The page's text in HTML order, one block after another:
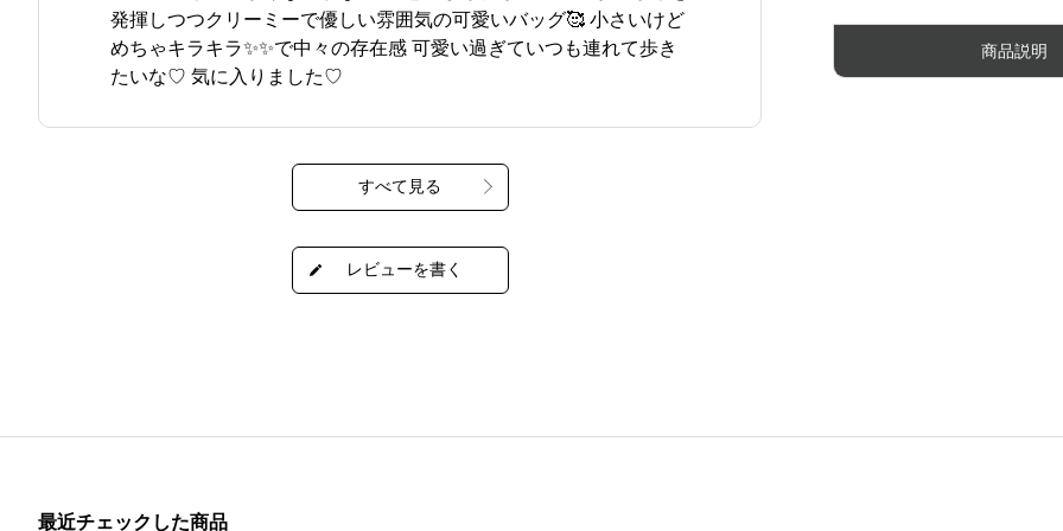
発揮しつつクリーミーで優しい雰囲気の可愛いバッグ🥰 小さいけど
めちゃキラキラ✨✨で中々の存在感 可愛い過ぎていつも連れて歩き
たいな♡ 気に入りました♡
商品説明
最近チェックした商品